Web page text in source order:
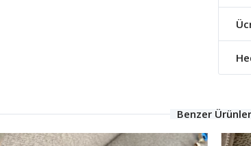
Benzer Ürünler